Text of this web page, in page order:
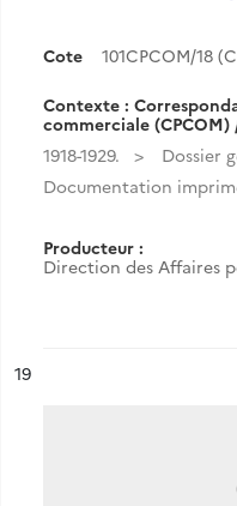
Cote 101CPCOM/18
Contexte :
commerciale (CPCOM)
1918-1929.
Dossier
Documentation
Producteur :
Direction des Affaires
n°
19